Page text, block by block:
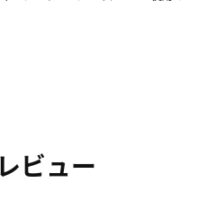
ビュー